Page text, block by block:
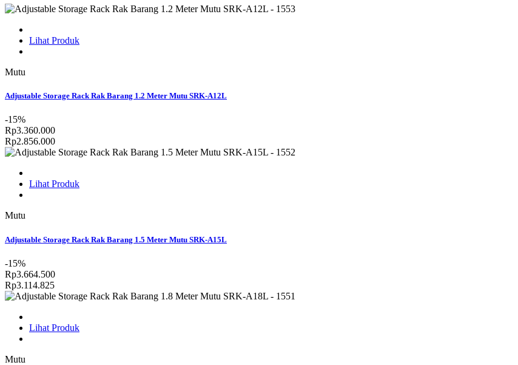
Lihat Produk
Mutu
Adjustable Storage Rack Rak Barang 1.2 Meter Mutu SRK-A12L
-15%
Rp3.360.000
Rp2.856.000
Lihat Produk
Mutu
Adjustable Storage Rack Rak Barang 1.5 Meter Mutu SRK-A15L
-15%
Rp3.664.500
Rp3.114.825
Lihat Produk
Mutu